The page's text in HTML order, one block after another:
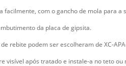
facilmente, com o gancho de mola para a
da placa de gipsita.
rebite podem ser escolheram de XC-
visível após tratado e instale-a no teto ou